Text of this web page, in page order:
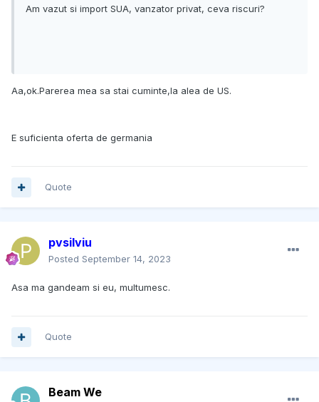
Am vazut si import SUA, vanzator privat, ceva riscuri?
Aa,ok.Parerea mea sa stai cuminte,la alea de US.
E suficienta oferta de germania
Quote
pvsilviu
Posted September 14, 2023
Asa ma gandeam si eu, multumesc.
Quote
Beam We